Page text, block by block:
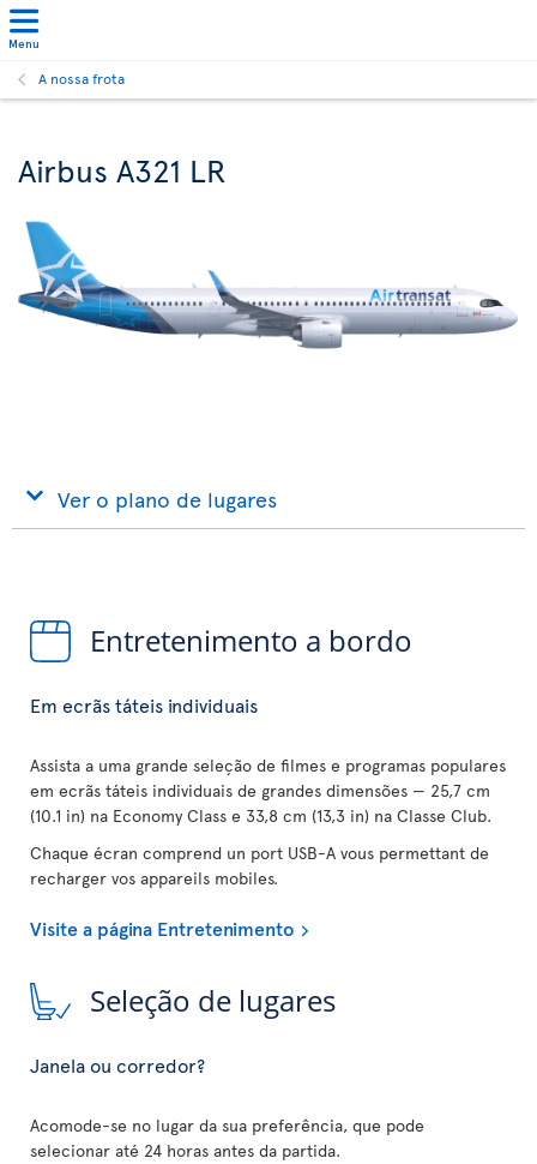
Menu
A nossa frota
Airbus A321 LR
Ver o plano de lugares
Entretenimento a bordo
Em ecrãs táteis individuais
Assista a uma grande seleção de filmes e programas populares
em ecrãs táteis individuais de grandes dimensões — 25,7 cm
(10.1 in) na Economy Class e 33,8 cm (13,3 in) na Classe Club.
Chaque écran comprend un port USB-A vous permettant de
recharger vos appareils mobiles.
Visite a página Entretenimento
Seleção de lugares
Janela ou corredor?
Acomode-se no lugar da sua preferência, que pode
selecionar até 24 horas antes da partida.